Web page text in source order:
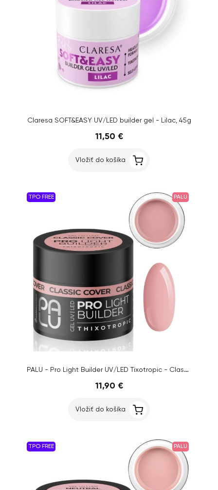
Claresa SOFT&EASY UV/LED builder gel - Lilac, 45g
11,50 €
Vložiť do košíka
TPO FREE PALU
PALU - Pro Light Builder UV/LED Tixotropic - Classic Cover, 45g
11,90 €
Vložiť do košíka
TPO FREE PALU